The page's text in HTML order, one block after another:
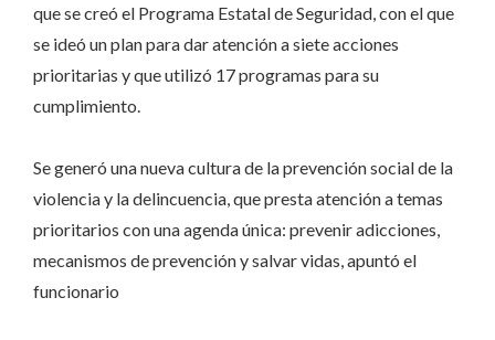
que se creó el Programa Estatal de Seguridad, con el que
se ideó un plan para dar atención a siete acciones
prioritarias y que utilizó 17 programas para su
cumplimiento.
Se generó una nueva cultura de la prevención social de la
violencia y la delincuencia, que presta atención a temas
prioritarios con una agenda única: prevenir adicciones,
mecanismos de prevención y salvar vidas, apuntó el
funcionario